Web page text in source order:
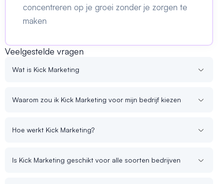
concentreren op je groei zonder je zorgen te
maken
Veelgestelde vragen
Wat is Kick Marketing
Waarom zou ik Kick Marketing voor mijn bedrijf kiezen
Hoe werkt Kick Marketing?
Is Kick Marketing geschikt voor alle soorten bedrijven